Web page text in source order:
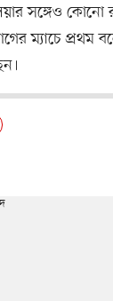
সঙ্গেও
ম্যাচে